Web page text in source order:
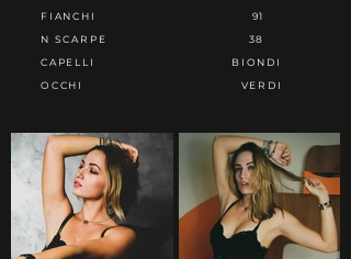
FIANCHI
N SCARPE
CAPELLI
OCCHI
91
38
BIONDI
VERDI